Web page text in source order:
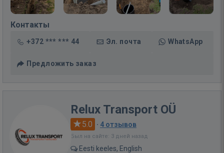
Контакты
+372 *** *** 44 Эл. почта WhatsApp
Предложить заказ
Relux Transport OÜ
5.0 · 4 отзывов
Был на сайте: 3 дней назад
Eesti keeles, English